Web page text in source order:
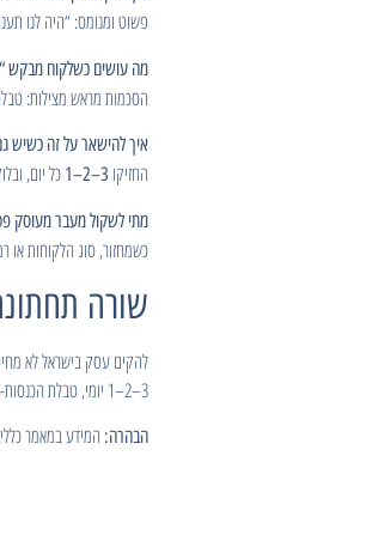
פשוט ומנומס: “היה לנו
מה עושים כשלקוח מבקש
הסכמות מראש מצילות:
איך להישאר על זה כשיש
החזיקו 3–2–1 כל יום,
מתי לשקול מעבר מעוסק
כשמחזור, סוג הלקוחות
שורה
להקים עסק בישראל לא
3–2–1 יומי, טבלת הכנסות-הוצאות—תגלו שהתנועה מגיעה, והשם שלכם צובר מוניטין. כך בונים בסיס שמאפשר לצמוח בלי להסתבך במספרים, בדיוק ברוח הפרקטית שמזוהה גם עם רונן יוסטר: פחות רעש—יותר עשייה.
הבהרה: המידע במאמר